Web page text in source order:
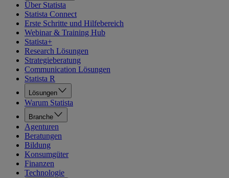
Über Statista
Statista Connect
Erste Schritte und Hilfebereich
Webinar & Training Hub
Statista+
Research Lösungen
Strategieberatung
Communication Lösungen
Statista R
Lösungen
Warum Statista
Branche
Agenturen
Beratungen
Bildung
Konsumgüter
Finanzen
Technologie